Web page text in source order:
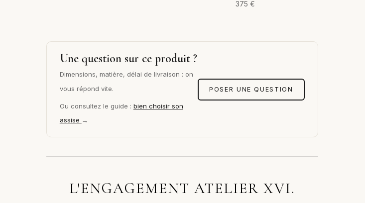
375€
Une question sur ce produit ?
Dimensions, matière, délai de livraison : on
vous répond vite.
Ou consultez le guide : bien choisir son
assise →
POSER UNE QUESTION
L'ENGAGEMENT ATELIER XVI.